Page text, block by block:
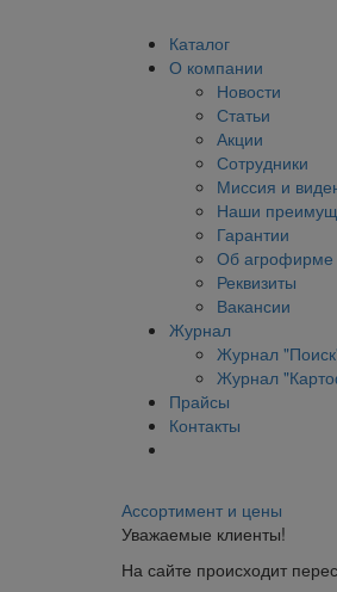
Каталог
О компании
Новости
Статьи
Акции
Сотрудники
Миссия и
Наши
Гарантии
Об
Реквизиты
Вакансии
Журнал
Журнал
Журнал
Прайсы
Контакты
Ассортимент и цены
Уважаемые клиенты!
На сайте происходит